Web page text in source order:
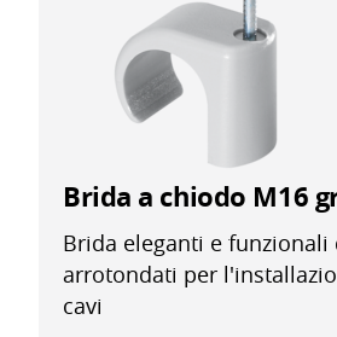
Brida a chiodo M16
Brida eleganti e funzionali
arrotondati per
cavi